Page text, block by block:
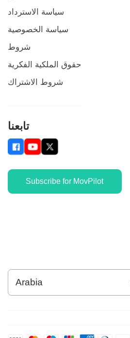
سياسة الاسترداد
سياسة الخصوصية
شروط
حقوق الملكية الفكرية
شروط الاشتراك
تابعنا
Subscribe for MovPilot